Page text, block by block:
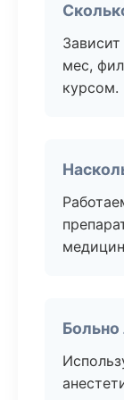
мес,
курсом.
Больно